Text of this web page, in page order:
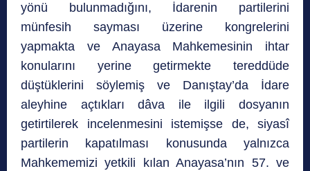
yönü bulunmadığını, İdarenin partilerini
münfesih sayması üzerine kongrelerini
yapmakta ve Anayasa Mahkemesinin ihtar
konularını yerine getirmekte tereddüde
düştüklerini söylemiş ve Danıştay’da İdare
aleyhine açtıkları dâva ile ilgili dosyanın
getirtilerek incelenmesini istemişse de, siyasî
partilerin kapatılması konusunda yalnızca
Mahkememizi yetkili kılan Anayasa’nın 57. ve